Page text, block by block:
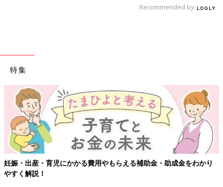
Recommended by
特集
【ワクチン接種できるものも】妊婦の感染症対策、知っておい